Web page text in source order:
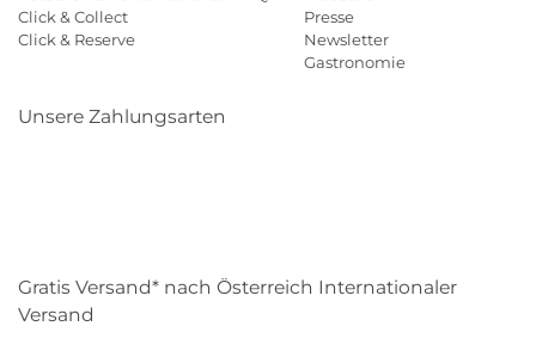
Click & Collect
Click & Reserve
Presse
Newsletter
Gastronomie
Unsere Zahlungsarten
Gratis Versand* nach Österreich Internationaler
Versand